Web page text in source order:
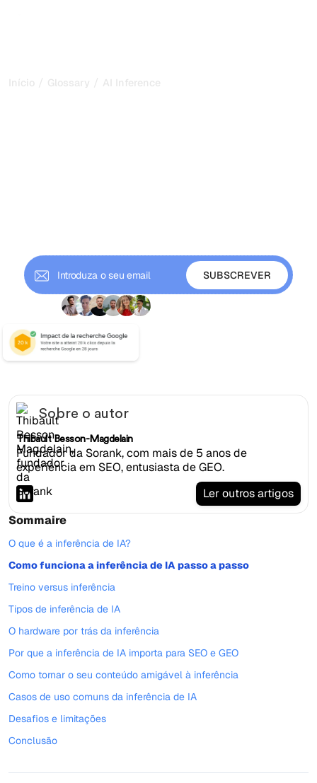
Início / Glossary / AI Inference
Sobre o autor
Thibault Besson-Magdelain
Fundador da Sorank, com mais de 5 anos de
experiência em SEO, entusiasta de GEO.
Ler outros artigos
Sommaire
O que é a inferência de IA?
Como funciona a inferência de IA passo a passo
Treino versus inferência
Tipos de inferência de IA
O hardware por trás da inferência
Por que a inferência de IA importa para SEO e GEO
Como tornar o seu conteúdo amigável à inferência
Casos de uso comuns da inferência de IA
Desafios e limitações
Conclusão